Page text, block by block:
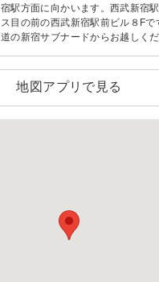
宿駅方面に向かいます。西武新宿
ス目の前の西武新宿駅前ビル８F
道の新宿サブナードからお越しく
地図アプリで見る